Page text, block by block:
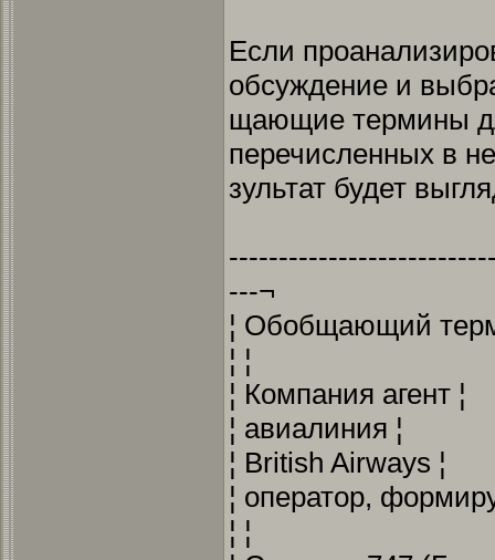
Если
обсуждение и
щающие термины
перечисленных в
зультат будет
---¬
¦ Обобщающий
¦ ¦
¦ Компания агент ¦
¦ авиалиния ¦
¦ British Airways ¦
¦ оператор,
¦ ¦